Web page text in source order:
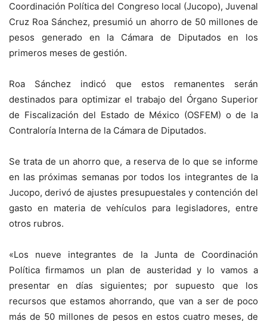
Coordinación Política del Congreso local (Jucopo), Juvenal
Cruz Roa Sánchez, presumió un ahorro de 50 millones de
pesos generado en la Cámara de Diputados en los
primeros meses de gestión.
Roa Sánchez indicó que estos remanentes serán
destinados para optimizar el trabajo del Órgano Superior
de Fiscalización del Estado de México (OSFEM) o de la
Contraloría Interna de la Cámara de Diputados.
Se trata de un ahorro que, a reserva de lo que se informe
en las próximas semanas por todos los integrantes de la
Jucopo, derivó de ajustes presupuestales y contención del
gasto en materia de vehículos para legisladores, entre
otros rubros.
«Los nueve integrantes de la Junta de Coordinación
Política firmamos un plan de austeridad y lo vamos a
presentar en días siguientes; por supuesto que los
recursos que estamos ahorrando, que van a ser de poco
más de 50 millones de pesos en estos cuatro meses, de